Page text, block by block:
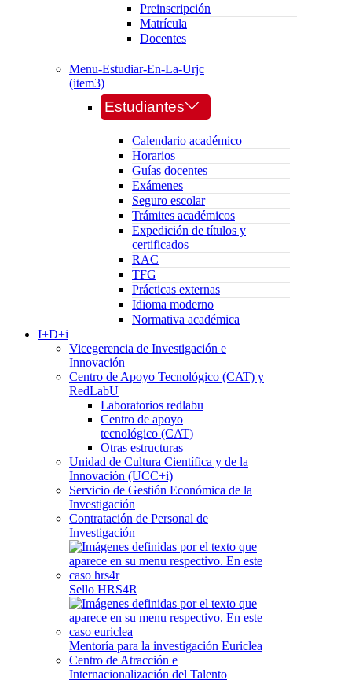
Preinscripción
Matrícula
Docentes
Menu-Estudiar-En-La-Urjc
(item3)
Estudiantes
Calendario académico
Horarios
Guías docentes
Exámenes
Seguro escolar
Trámites académicos
Expedición de títulos y
certificados
RAC
TFG
Prácticas externas
Idioma moderno
Normativa académica
I+D+i
Vicegerencia de Investigación e
Innovación
Centro de Apoyo Tecnológico (CAT) y
RedLabU
Laboratorios redlabu
Centro de apoyo
tecnológico (CAT)
Otras estructuras
Unidad de Cultura Científica y de la
Innovación (UCC+i)
Servicio de Gestión Económica de la
Investigación
Contratación de Personal de
Investigación
Sello HRS4R
Mentoría para la investigación Euriclea
Centro de Atracción e
Internacionalización del Talento